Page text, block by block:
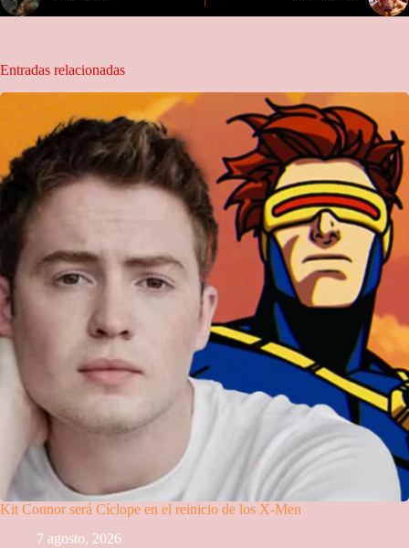
Entradas relacionadas
Kit Connor será Cíclope en el reinicio de los X-Men
7 agosto, 2026